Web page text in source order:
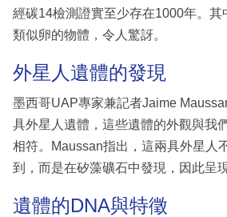
經碳14檢測證實至少存在1000年。其
類似卵的物體，令人驚訝。
外星人遺體的發現
墨西哥UAP專家兼記者Jaime
具外星人遺體，這些遺體的外觀與我
相符。Maussan指出，這兩具外星人
到，而是在矽藻礦石中發現，因此呈
遺體的DNA與特徵